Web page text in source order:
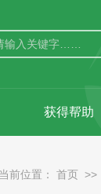
获得帮助
当前位置： 首页 >>